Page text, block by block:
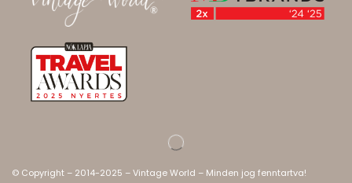
© Copyright – 2014-2025 – Vintage World – Minden jog fenntartva!